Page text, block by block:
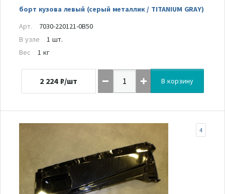
борт кузова левый (серый металлик / TITANIUM GRAY)
Арт.
7030-220121-0B50
В узле
1 шт.
Вес
1 кг
2 224 ₽/шт В корзину
4